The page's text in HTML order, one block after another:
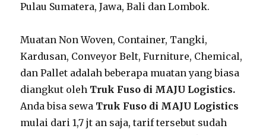
Pulau Sumatera, Jawa, Bali dan Lombok.
Muatan Non Woven, Container, Tangki,
Kardusan, Conveyor Belt, Furniture, Chemical,
dan Pallet adalah beberapa muatan yang biasa
diangkut oleh Truk Fuso di MAJU Logistics.
Anda bisa sewa Truk Fuso di MAJU Logistics
mulai dari 1,7 jt an saja, tarif tersebut sudah